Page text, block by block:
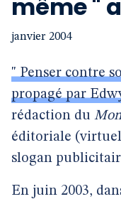
même "
janvier 2004
" Penser contre
propagé par
rédaction du
éditoriale
slogan
En juin 2003,